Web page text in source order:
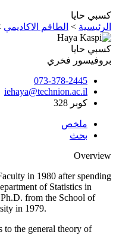
كسبي حايا
الرئيسية > الطاقم الاكاديمي
كسبي حايا
بروفيسور فخري
073-378-2445
iehaya@technion.ac.il
كوبر 328
ملخص
بحث
Overview
in 1980 after spending
of Statistics in
from the School of
in 1979.
to the general theory of